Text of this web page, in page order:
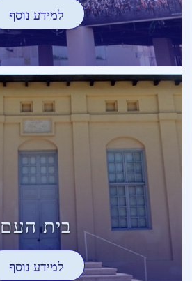
למידע נוסף
בית העם
למידע נוסף